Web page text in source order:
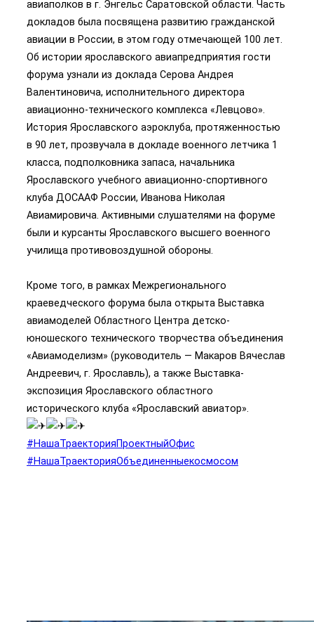
авиаполков в г. Энгельс Саратовской области. Часть
докладов была посвящена развитию гражданской
авиации в России, в этом году отмечающей 100 лет.
Об истории ярославского авиапредприятия гости
форума узнали из доклада Серова Андрея
Валентиновича, исполнительного директора
авиационно-технического комплекса «Левцово».
История Ярославского аэроклуба, протяженностью
в 90 лет, прозвучала в докладе военного летчика 1
класса, подполковника запаса, начальника
Ярославского учебного авиационно-спортивного
клуба ДОСААФ России, Иванова Николая
Авиамировича. Активными слушателями на форуме
были и курсанты Ярославского высшего военного
училища противовоздушной обороны.
Кроме того, в рамках Межрегионального
краеведческого форума была открыта Выставка
авиамоделей Областного Центра детско-
юношеского технического творчества объединения
«Авиамоделизм» (руководитель — Макаров Вячеслав
Андреевич, г. Ярославль), а также Выставка-
экспозиция Ярославского областного
исторического клуба «Ярославский авиатор».
#НашаТраекторияПроектныйОфис
#НашаТраекторияОбъединенныекосмосом